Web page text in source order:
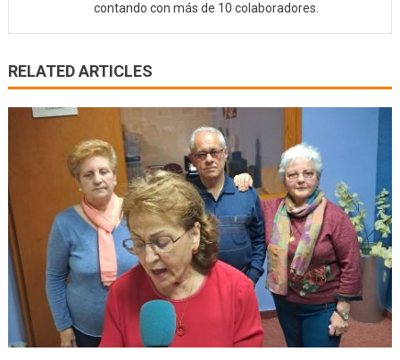
contando con más de 10 colaboradores.
RELATED ARTICLES